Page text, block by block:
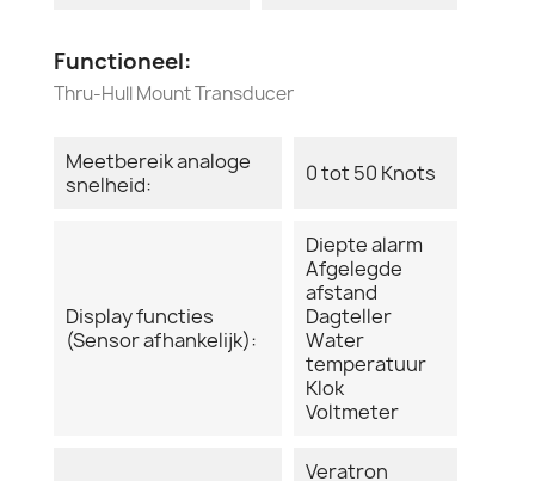
Functioneel:
Thru-Hull Mount Transducer
Meetbereik analoge
snelheid:
0 tot 50 Knots
Display functies
(Sensor afhankelijk):
Diepte alarm
Afgelegde
afstand
Dagteller
Water
temperatuur
Klok
Voltmeter
Veratron